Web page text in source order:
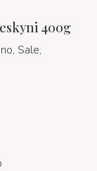
400g
Sale,